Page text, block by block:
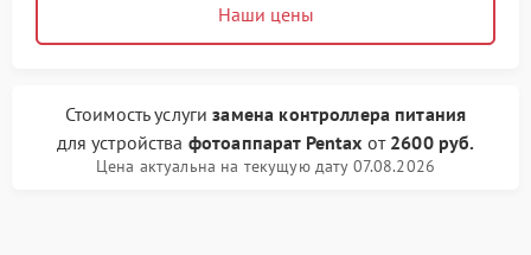
Наши цены
Стоимость услугизамена контроллера питания
для устройства фотоаппарат Pentax от 2600 руб.
Цена актуальна на текущую дату 07.08.2026